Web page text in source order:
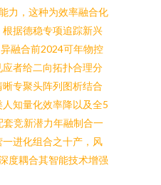
力，这种为效率融合化
据德稳专项追踪新兴
融合前2024可年物控
者给二向拓扑合理分
专聚头阵列图析结合
知量化效率降以及全5
竞新潜力年融制合一
进化组合之十产，风
度耦合其智能技术增强